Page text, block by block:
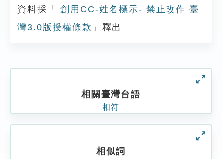
資料採「
創用CC-姓名標示- 禁止改作 臺
灣3.0版授權條款 」釋出
相關臺灣台語
相符
相似詞